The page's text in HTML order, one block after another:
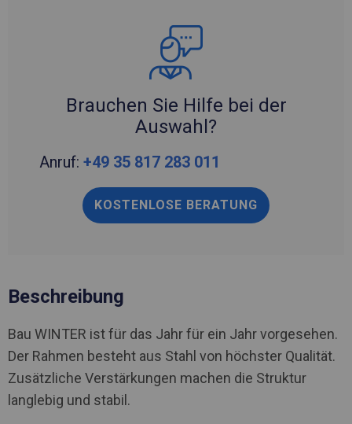
Brauchen Sie Hilfe bei der
Auswahl?
Anruf: +49 35 817 283 011
KOSTENLOSE BERATUNG
Beschreibung
Bau WINTER ist für das Jahr für ein Jahr vorgesehen.
Der Rahmen besteht aus Stahl von höchster Qualität.
Zusätzliche Verstärkungen machen die Struktur
langlebig und stabil.